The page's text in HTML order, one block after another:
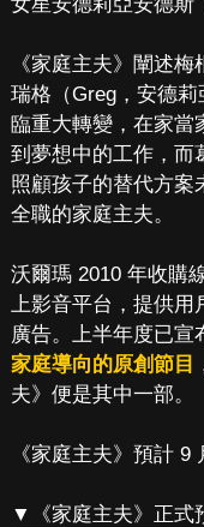
《家庭主夫》闡述
瑞格（Greg，安德
臨重大轉變，在家當
到夢想中的工作，而
照顧孩子的替代方案
全職的家庭主夫。
沃爾瑪 2010 年收購
上影音平台，提供用
廣告。上半年度已宣
家庭導向的原創節目
夫》便是其中一部。
《家庭主夫》預計 9
▼《家庭主夫》正式